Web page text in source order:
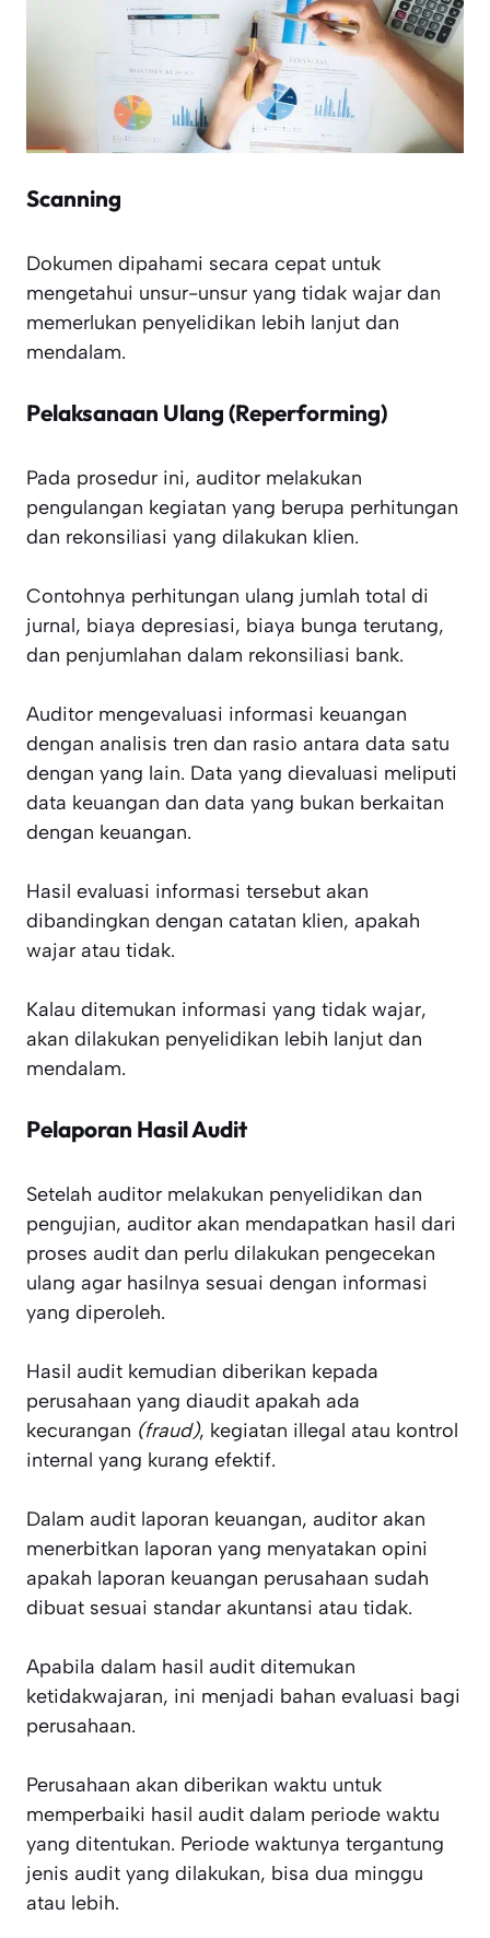
Scanning
Dokumen dipahami secara cepat untuk
mengetahui unsur-unsur yang tidak wajar dan
memerlukan penyelidikan lebih lanjut dan
mendalam.
Pelaksanaan Ulang (Reperforming)
Pada prosedur ini, auditor melakukan
pengulangan kegiatan yang berupa perhitungan
dan rekonsiliasi yang dilakukan klien.
Contohnya perhitungan ulang jumlah total di
jurnal, biaya depresiasi, biaya bunga terutang,
dan penjumlahan dalam rekonsiliasi bank.
Auditor mengevaluasi informasi keuangan
dengan analisis tren dan rasio antara data satu
dengan yang lain. Data yang dievaluasi meliputi
data keuangan dan data yang bukan berkaitan
dengan keuangan.
Hasil evaluasi informasi tersebut akan
dibandingkan dengan catatan klien, apakah
wajar atau tidak.
Kalau ditemukan informasi yang tidak wajar,
akan dilakukan penyelidikan lebih lanjut dan
mendalam.
Pelaporan Hasil Audit
Setelah auditor melakukan penyelidikan dan
pengujian, auditor akan mendapatkan hasil dari
proses audit dan perlu dilakukan pengecekan
ulang agar hasilnya sesuai dengan informasi
yang diperoleh.
Hasil audit kemudian diberikan kepada
perusahaan yang diaudit apakah ada
kecurangan (fraud), kegiatan illegal atau kontrol
internal yang kurang efektif.
Dalam audit laporan keuangan, auditor akan
menerbitkan laporan yang menyatakan opini
apakah laporan keuangan perusahaan sudah
dibuat sesuai standar akuntansi atau tidak.
Apabila dalam hasil audit ditemukan
ketidakwajaran, ini menjadi bahan evaluasi bagi
perusahaan.
Perusahaan akan diberikan waktu untuk
memperbaiki hasil audit dalam periode waktu
yang ditentukan. Periode waktunya tergantung
jenis audit yang dilakukan, bisa dua minggu
atau lebih.